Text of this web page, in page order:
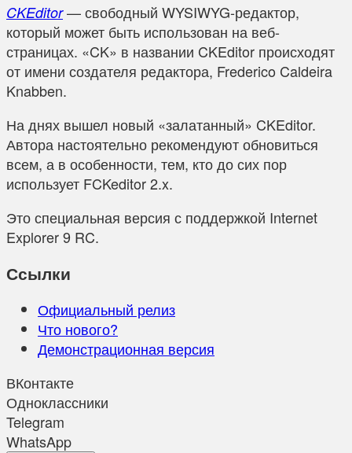
CKEditor— свободный WYSIWYG-редактор,
который может быть использован на веб-
страницах. «CK» в названии CKEditor происходят
от имени создателя редактора, Frederico Caldeira
Knabben.
На днях вышел новый «залатанный» CKEditor.
Автора настоятельно рекомендуют обновиться
всем, а в особенности, тем, кто до сих пор
использует FCKeditor 2.x.
Это специальная версия с поддержкой Internet
Explorer 9 RC.
Ссылки
Официальный релиз
Что нового?
Демонстрационная версия
ВКонтакте
Одноклассники
Telegram
WhatsApp